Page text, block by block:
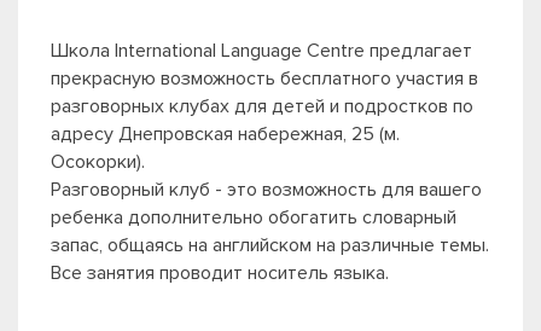
Школа International Language Сentre предлагает
прекрасную возможность бесплатного участия в
разговорных клубах для детей и подростков по
адресу Днепровская набережная, 25 (м.
Осокорки).
Разговорный клуб - это возможность для вашего
ребенка дополнительно обогатить словарный
запас, общаясь на английском на различные темы.
Все занятия проводит носитель языка.